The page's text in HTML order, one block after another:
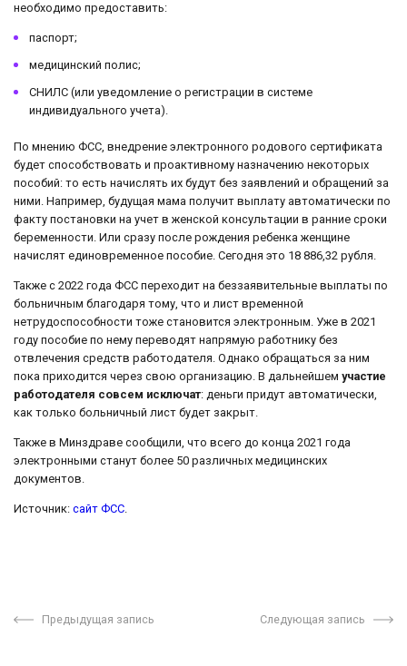
необходимо предоставить:
паспорт;
медицинский полис;
СНИЛС (или уведомление о регистрации в системе
индивидуального учета).
По мнению ФСС, внедрение электронного родового сертификата
будет способствовать и проактивному назначению некоторых
пособий: то есть начислять их будут без заявлений и обращений за
ними. Например, будущая мама получит выплату автоматически по
факту постановки на учет в женской консультации в ранние сроки
беременности. Или сразу после рождения ребенка женщине
начислят единовременное пособие. Сегодня это 18 886,32 рубля.
Также с 2022 года ФСС переходит на беззаявительные выплаты по
больничным благодаря тому, что и лист временной
нетрудоспособности тоже становится электронным. Уже в 2021
году пособие по нему переводят напрямую работнику без
отвлечения средств работодателя. Однако обращаться за ним
пока приходится через свою организацию. В дальнейшем участие
работодателя совсем исключат: деньги придут автоматически,
как только больничный лист будет закрыт.
Также в Минздраве сообщили, что всего до конца 2021 года
электронными станут более 50 различных медицинских
документов.
Источник: сайт ФСС
Предыдущая запись Следующая запись